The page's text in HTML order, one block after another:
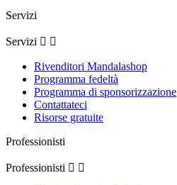
Servizi
Servizi  
Rivenditori Mandalashop
Programma fedeltà
Programma di sponsorizzazione
Contattateci
Risorse gratuite
Professionisti
Professionisti  